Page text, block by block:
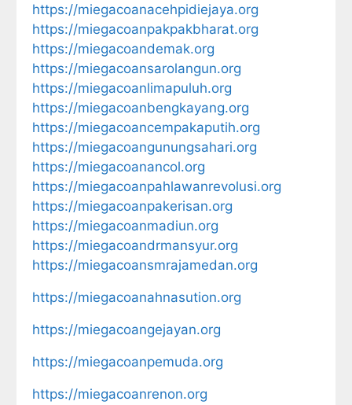
https://miegacoanacehpidiejaya.org
https://miegacoanpakpakbharat.org
https://miegacoandemak.org
https://miegacoansarolangun.org
https://miegacoanlimapuluh.org
https://miegacoanbengkayang.org
https://miegacoancempakaputih.org
https://miegacoangunungsahari.org
https://miegacoanancol.org
https://miegacoanpahlawanrevolusi.org
https://miegacoanpakerisan.org
https://miegacoanmadiun.org
https://miegacoandrmansyur.org
https://miegacoansmrajamedan.org
https://miegacoanahnasution.org
https://miegacoangejayan.org
https://miegacoanpemuda.org
https://miegacoanrenon.org